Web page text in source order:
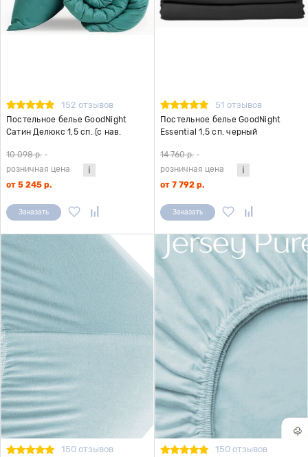
152 отзывов
Постельное белье GoodNight
Сатин Делюкс 1,5 сп. (с нав.
10 098 р. -
розничная цена
от 5 245 р.
Заказать
51 отзывов
Постельное белье GoodNight
Essential 1,5 сп. черный
14 760 р. -
розничная цена
от 7 792 р.
Заказать
150 отзывов 150 отзывов